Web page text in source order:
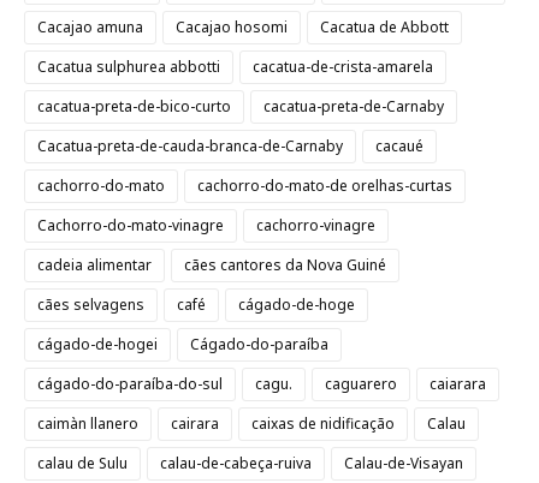
Cacajao amuna
Cacajao hosomi
Cacatua de Abbott
Cacatua sulphurea abbotti
cacatua-de-crista-amarela
cacatua-preta-de-bico-curto
cacatua-preta-de-Carnaby
Cacatua-preta-de-cauda-branca-de-Carnaby
cacaué
cachorro-do-mato
cachorro-do-mato-de orelhas-curtas
Cachorro-do-mato-vinagre
cachorro-vinagre
cadeia alimentar
cães cantores da Nova Guiné
cães selvagens
café
cágado-de-hoge
cágado-de-hogei
Cágado-do-paraíba
cágado-do-paraíba-do-sul
cagu. caguarero
caiarara
caimàn llanero
cairara caixas de nidificação
Calau
calau de Sulu
calau-de-cabeça-ruiva
Calau-de-Visayan